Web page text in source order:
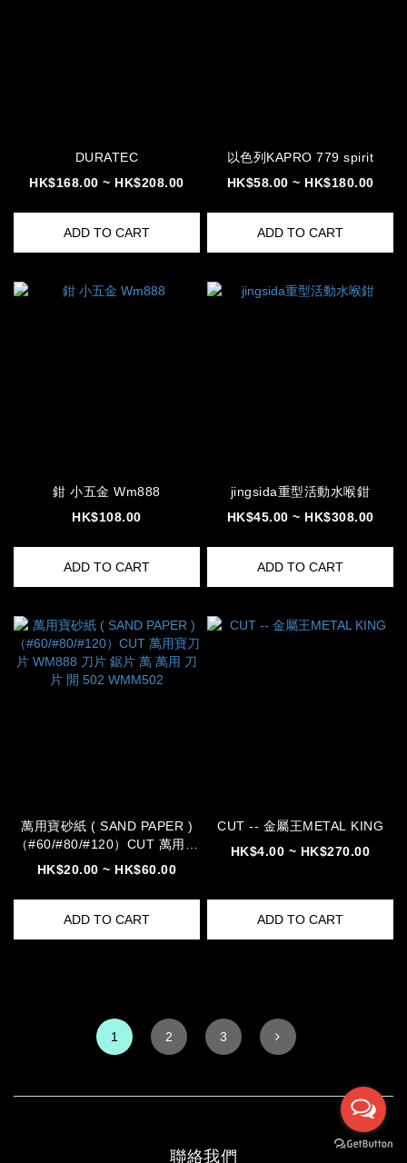
DURATEC
HK$168.00 ~ HK$208.00
ADD TO CART
以色列KAPRO 779 spirit
HK$58.00 ~ HK$180.00
ADD TO CART
鉗 小五金 Wm888
HK$108.00
ADD TO CART
jingsida重型活動水喉鉗
HK$45.00 ~ HK$308.00
ADD TO CART
萬用寶砂紙 ( SAND PAPER )
（#60/#80/#120）CUT 萬用寶
刀片 WM888 刀片 鋸片 萬 萬用
HK$20.00 ~ HK$60.00
ADD TO CART
CUT -- 金屬王METAL KING
HK$4.00 ~ HK$270.00
ADD TO CART
1 2 3
聯絡我們